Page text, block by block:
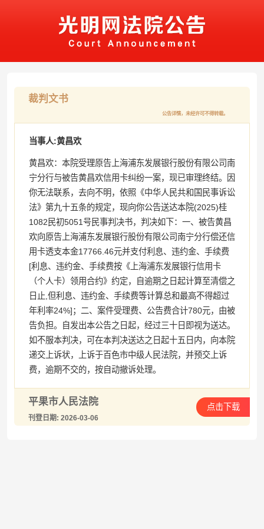
裁判文书
公告详情，未经许可不得转载。
当事人:黄昌欢
黄昌欢：本院受理原告上海浦东发展银行股份有限公司南
宁分行与被告黄昌欢信用卡纠纷一案，现已审理终结。因
你无法联系，去向不明，依照《中华人民共和国民事诉讼
法》第九十五条的规定，现向你公告送达本院(2025)桂
1082民初5051号民事判决书，判决如下：一、被告黄昌
欢向原告上海浦东发展银行股份有限公司南宁分行偿还信
用卡透支本金17766.46元并支付利息、违约金、手续费
[利息、违约金、手续费按《上海浦东发展银行信用卡
（个人卡）领用合约》约定，自逾期之日起计算至清偿之
日止,但利息、违约金、手续费等计算总和最高不得超过
年利率24%]；二、案件受理费、公告费合计780元，由被
告负担。自发出本公告之日起，经过三十日即视为送达。
如不服本判决，可在本判决送达之日起十五日内，向本院
递交上诉状，上诉于百色市中级人民法院，并预交上诉
费，逾期不交的，按自动撤诉处理。
平果市人民法院
刊登日期: 2026-03-06
点击下载